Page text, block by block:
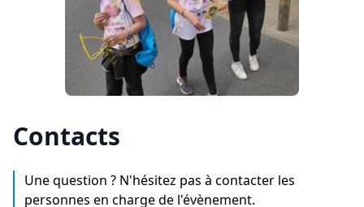
Contacts
Une question ? N'hésitez pas à contacter les
personnes en charge de l'évènement.